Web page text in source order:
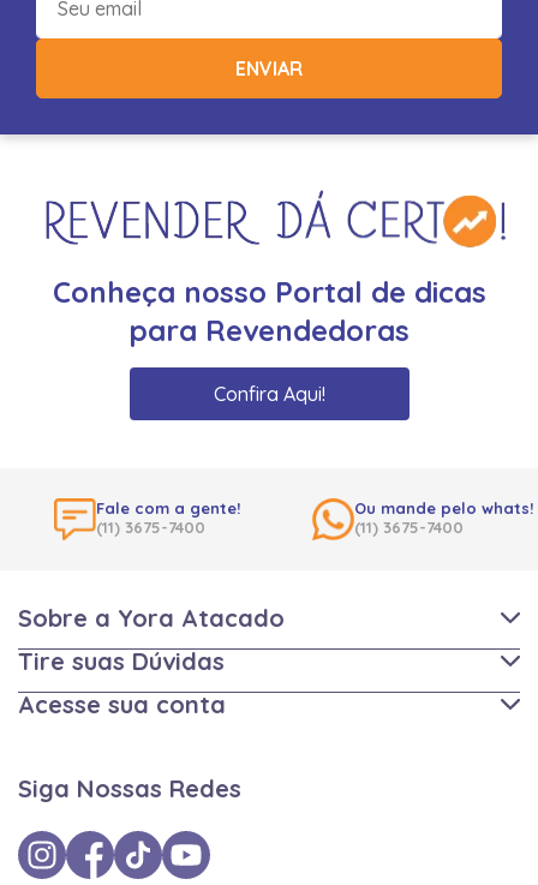
ENVIAR
Conheça nosso Portal de dicas
para Revendedoras
Confira Aqui!
Fale com a gente!
(11) 3675-7400
Ou mande pelo whats!
(11) 3675-7400
Sobre a Yora Atacado
Tire suas Dúvidas
Acesse sua conta
Siga Nossas Redes